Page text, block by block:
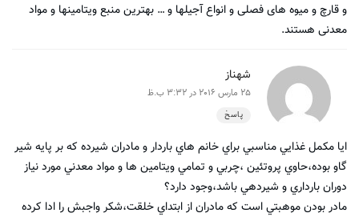
و قارچ و میوه های فصلی و انواع آجیلها و … بهترین منبع ویتامینها و مواد
معدنی هستند.
شهناز
25 مارس 2016 در 3:32 ب.ظ
پاسخ
ايا مکمل غذايي مناسبي براي خانم هاي باردار و مادران شيرده که بر پايه شير
گاو بوده،حاوي پروتئين ،چربي و تمامي ويتامين ها و مواد معدني مورد نياز
دوران بارداري و شيردهي باشد،وجود دارد؟
مادر بودن موهبتي است که مادران از ابتداي خلقت،شکر واجبش را ادا کرده